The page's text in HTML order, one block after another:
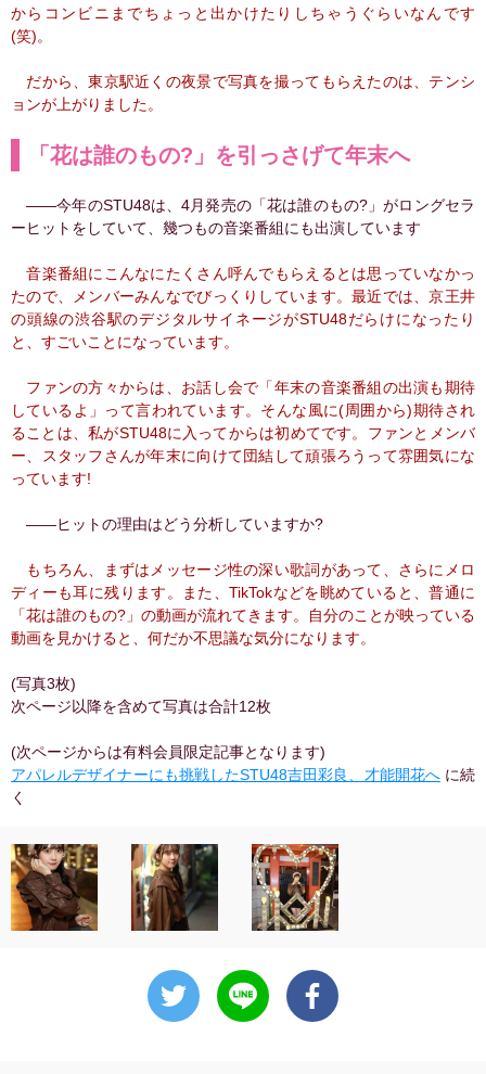
からコンビニまでちょっと出かけたりしちゃうぐらいなんです
(笑)。
だから、東京駅近くの夜景で写真を撮ってもらえたのは、テンシ
ョンが上がりました。
「花は誰のもの?」を引っさげて年末へ
――今年のSTU48は、4月発売の「花は誰のもの?」がロングセラ
ーヒットをしていて、幾つもの音楽番組にも出演しています
音楽番組にこんなにたくさん呼んでもらえるとは思っていなかっ
たので、メンバーみんなでびっくりしています。最近では、京王井
の頭線の渋谷駅のデジタルサイネージがSTU48だらけになったり
と、すごいことになっています。
ファンの方々からは、お話し会で「年末の音楽番組の出演も期待
しているよ」って言われています。そんな風に(周囲から)期待され
ることは、私がSTU48に入ってからは初めてです。ファンとメンバ
ー、スタッフさんが年末に向けて団結して頑張ろうって雰囲気にな
っています!
――ヒットの理由はどう分析していますか?
もちろん、まずはメッセージ性の深い歌詞があって、さらにメロ
ディーも耳に残ります。また、TikTokなどを眺めていると、普通に
「花は誰のもの?」の動画が流れてきます。自分のことが映っている
動画を見かけると、何だか不思議な気分になります。
(写真3枚)
次ページ以降を含めて写真は合計12枚
(次ページからは有料会員限定記事となります)
アパレルデザイナーにも挑戦したSTU48吉田彩良、才能開花へに続
く